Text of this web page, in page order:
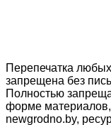
Перепечатка
запрещена без
Полностью
форме
newgrodno.by,